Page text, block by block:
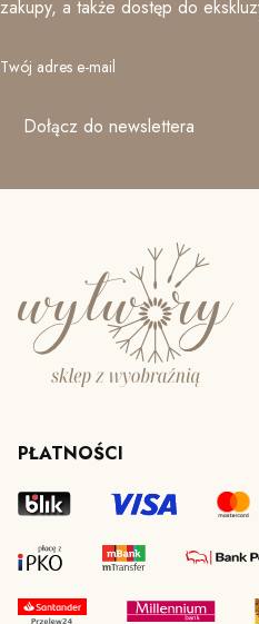
zakupy, a także dostęp do
Twój adres e-mail
Dołącz do newslettera
PŁATNOŚCI